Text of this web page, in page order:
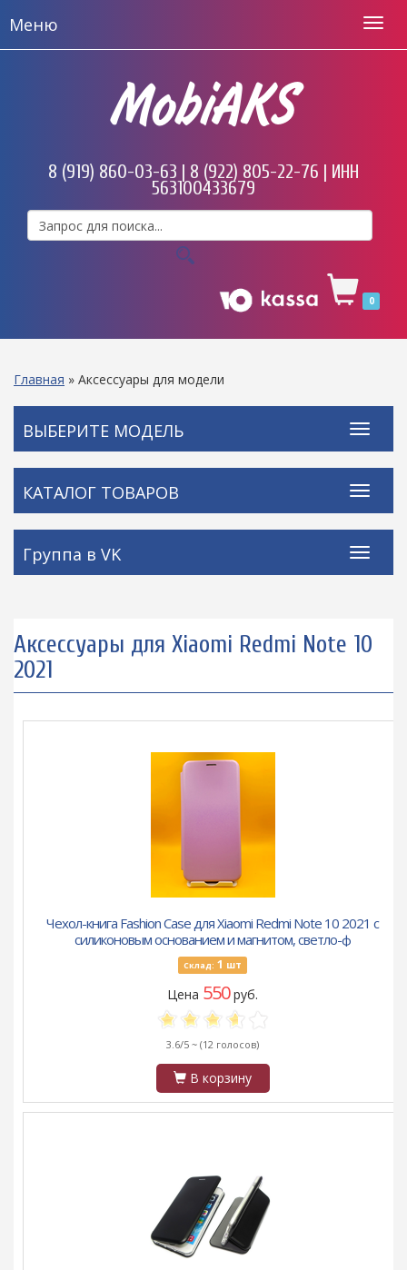
Меню
MobiAKS
8 (919) 860-03-63 | 8 (922) 805-22-76 | ИНН
563100433679
0
Главная » Аксессуары для модели
ВЫБЕРИТЕ МОДЕЛЬ
КАТАЛОГ ТОВАРОВ
Группа в VK
Аксессуары для Xiaomi Redmi Note 10
2021
Чехол-книга Fashion Case для Xiaomi Redmi Note 10 2021 с
силиконовым основанием и магнитом, светло-ф
Склад: 1 шт
Цена 550руб.
3.6/5 ~ (12 голосов)
В корзину